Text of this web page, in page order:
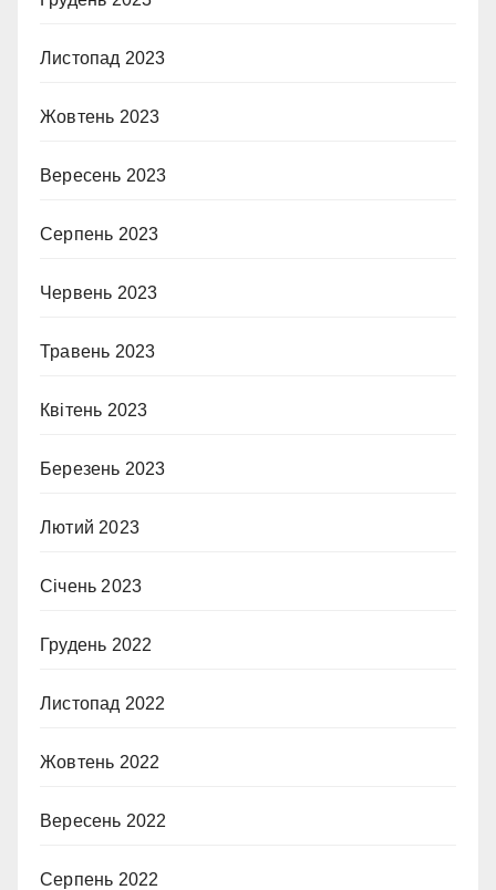
Листопад 2023
Жовтень 2023
Вересень 2023
Серпень 2023
Червень 2023
Травень 2023
Квітень 2023
Березень 2023
Лютий 2023
Січень 2023
Грудень 2022
Листопад 2022
Жовтень 2022
Вересень 2022
Серпень 2022